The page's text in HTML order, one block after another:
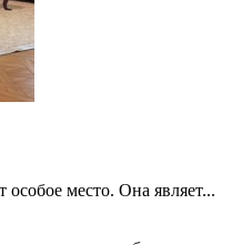
место. Она являет...